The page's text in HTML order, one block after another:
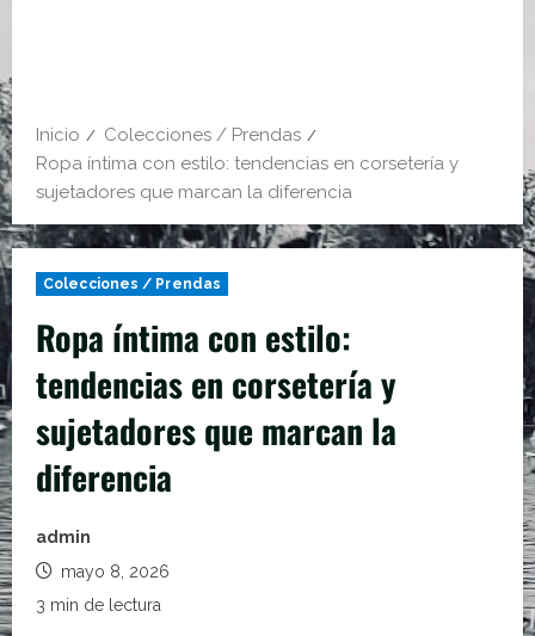
Inicio
Colecciones / Prendas
Ropa íntima con estilo: tendencias en corsetería y
sujetadores que marcan la diferencia
Colecciones / Prendas
Ropa íntima con estilo:
tendencias en corsetería y
sujetadores que marcan la
diferencia
admin
mayo 8, 2026
3 min de lectura